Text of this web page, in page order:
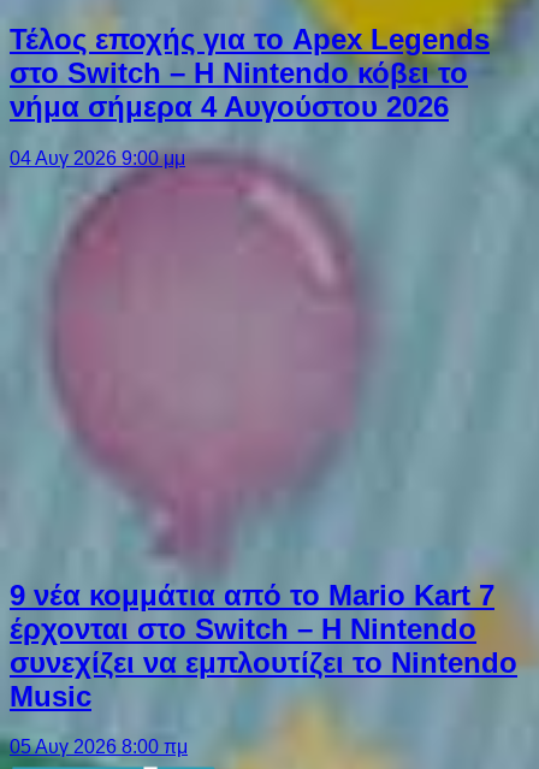
Τέλος εποχής για το Apex Legends
στο Switch – Η Nintendo κόβει το
νήμα σήμερα 4 Αυγούστου 2026
04 Αυγ 2026 9:00 μμ
9 νέα κομμάτια από το Mario Kart 7
έρχονται στο Switch – Η Nintendo
συνεχίζει να εμπλουτίζει το Nintendo
Music
05 Αυγ 2026 8:00 πμ